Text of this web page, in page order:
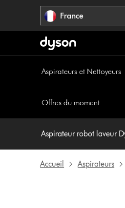
France
Aspirateurs et Nettoyeurs
Offres du moment
Aspirateur robot laveur
Accueil Aspirateurs